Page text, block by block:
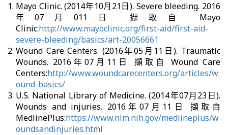
Mayo Clinic. (2014年10月21日). Severe bleeding. 2016
年07月011日 擷取自 Mayo
Clinic:http://www.mayoclinic.org/first-aid/first-aid-
severe-bleeding/basics/art-20056661
Wound Care Centers. (2016年05月11日). Traumatic
Wounds. 2016年07月11日 擷取自 Wound Care
Centers:http://www.woundcarecenters.org/articles/w
ound-basics/
U.S. National Library of Medicine. (2014年07月23日).
Wounds and injuries. 2016年07月11日 擷取自
MedlinePlus:https://www.nlm.nih.gov/medlineplus/w
oundsandinjuries.html